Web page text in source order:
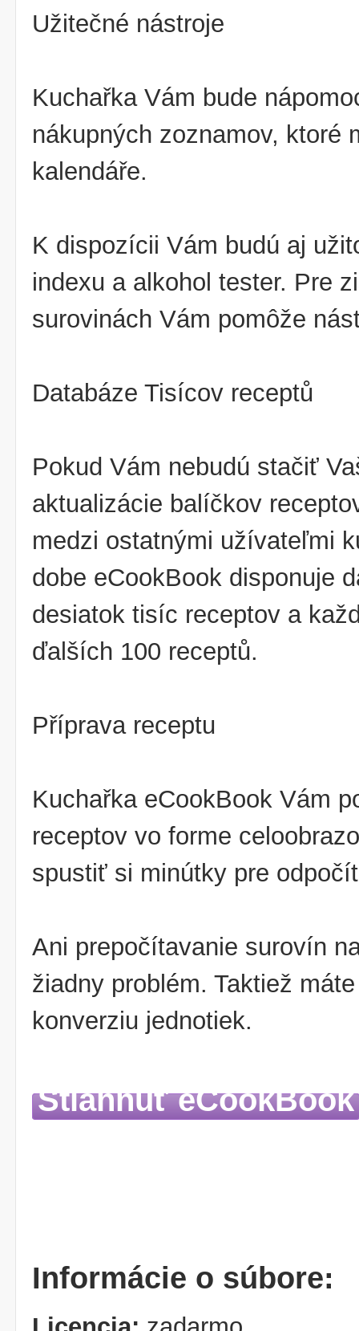
Užitečné nástroje
Kuchařka Vám bude
nákupných zoznamov, ktoré
kalendáře.
K dispozícii Vám budú aj
indexu a alkohol tester. Pre
surovinách Vám pomôže
Databáze Tisícov receptů
Pokud Vám nebudú stačiť
aktualizácie balíčkov
medzi ostatnými užívateľmi
dobe eCookBook disponuje
desiatok tisíc receptov a
ďalších 100 receptů.
Příprava receptu
Kuchařka eCookBook Vám
receptov vo forme
spustiť si minútky pre
Ani prepočítavanie surovín
žiadny problém. Taktiež
konverziu jednotiek.
Stiahnuť eCookBook
Informácie o súbore: